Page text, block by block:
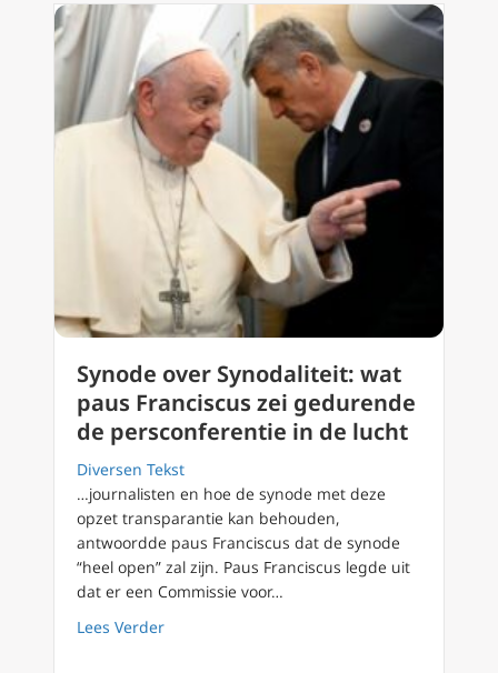
Synode over Synodaliteit: wat
paus Franciscus zei gedurende
de persconferentie in de lucht
Diversen Tekst
…journalisten en hoe de synode met deze
opzet transparantie kan behouden,
antwoordde paus Franciscus dat de synode
“heel open” zal zijn. Paus Franciscus legde uit
dat er een Commissie voor…
Lees Verderabout Synode over Synodaliteit: wat paus